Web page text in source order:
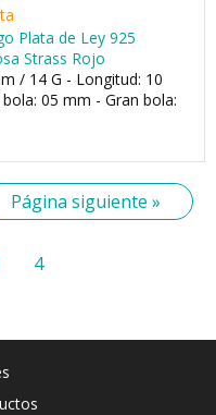
Plata de Ley 925
Strass Rojo
/ 14 G - Longitud: 10
05 mm - Gran bola:
Página siguiente »
4